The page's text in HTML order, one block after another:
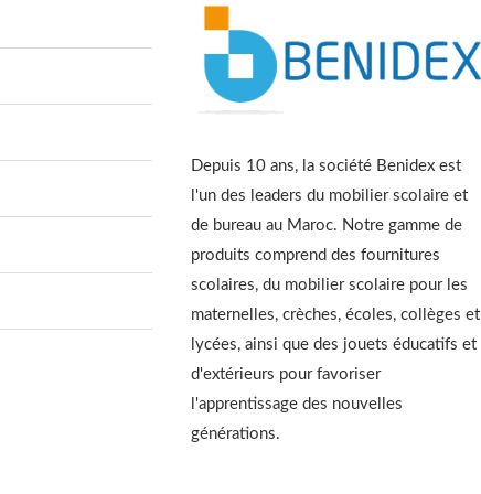
Depuis 10 ans, la société Benidex est
l'un des leaders du mobilier scolaire et
de bureau au Maroc. Notre gamme de
produits comprend des fournitures
scolaires, du mobilier scolaire pour les
maternelles, crèches, écoles, collèges et
lycées, ainsi que des jouets éducatifs et
d'extérieurs pour favoriser
l'apprentissage des nouvelles
générations.